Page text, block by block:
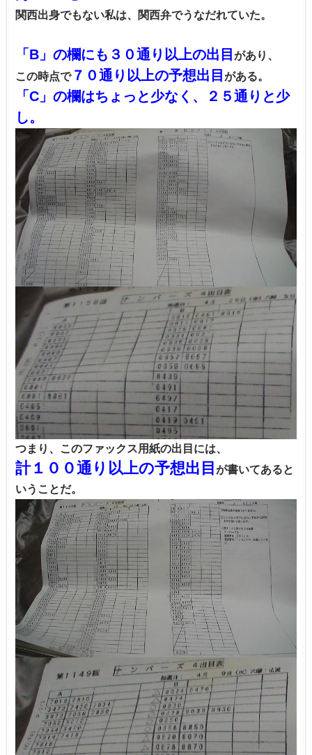
関西出身でもない私は、関西弁でうなだれていた。
「B」の欄にも３０通り以上の出目があり、
この時点で７０通り以上の予想出目がある。
「C」の欄はちょっと少なく、２５通りと少
し。
つまり、このファックス用紙の出目には、
計１００通り以上の予想出目 が書いてあると
いうことだ。